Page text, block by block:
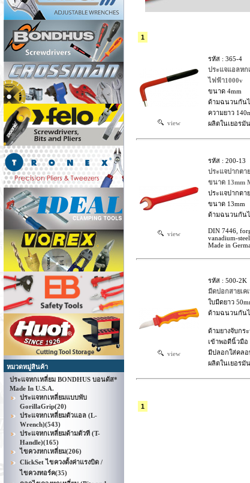
หมวดหมู่สินค้า
ประแจหกเหลี่ยม BONDHUS บอนดัส*
Made In U.S.A.
ประแจหกเหลี่ยมแบบพับ
GorillaGrip(20)
ประแจหกเหลี่ยมตัวแอล (L-
Wrench)(543)
ประแจหกเหลี่ยมด้ามตัวที (T-
Handle)(165)
ไขควงหกเหลี่ยม(206)
ClickSet ไขควงตั้งค่าแรงบิด /
ไขควงทอร์ค(35)
1
view
รหัส : 365-4
ประแจแอลหก
ไฟฟ้า1000v
ขนาด 4mm
ด้ามฉนวนกัน
ความยาว
ผลิตในเยอรมั
view
รหัส : 200-13
ประแจปากตา
ขนาด 13mm
ประแจปากตา
ขนาด 13mm
ด้ามฉนวนกัน
DIN 7446,
vanadium-
Made in
view
รหัส : 500-2K
มีดปอกสายเค
ใบมีดยาว
ด้ามฉนวนกัน
ด้ามยางจับกร
เข้าพอดีนิ้วมือ
มีปลอกใส่คล
ผลิตในเยอรมั
1